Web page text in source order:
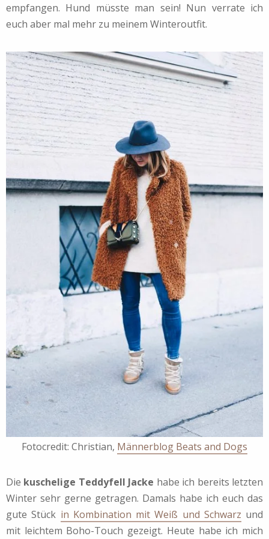
empfangen. Hund müsste man sein! Nun verrate ich
euch aber mal mehr zu meinem Winteroutfit.
Fotocredit: Christian, Männerblog Beats and Dogs
Die kuschelige Teddyfell Jacke habe ich bereits letzten
Winter sehr gerne getragen. Damals habe ich euch das
gute Stück in Kombination mit Weiß und Schwarz und
mit leichtem Boho-Touch gezeigt. Heute habe ich mich